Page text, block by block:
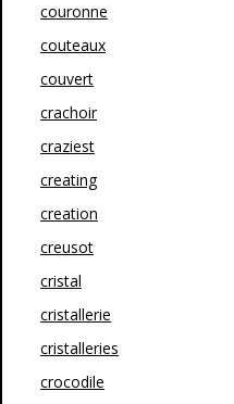
couronne
couteaux
couvert
crachoir
craziest
creating
creation
creusot
cristal
cristallerie
cristalleries
crocodile